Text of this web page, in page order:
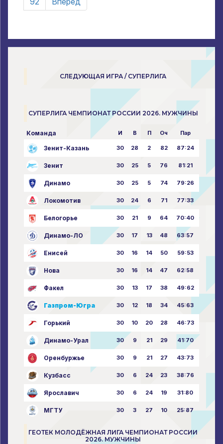
СЛЕДУЮЩАЯ ИГРА / СУПЕРЛИГА
СУПЕРЛИГА ЧЕМПИОНАТ РОССИИ 2026. МУЖЧИНЫ
Команда И В П Оч Пар
Зенит-Казань 30 28 2 82 87:24
Зенит 30 25 5 76 81:21
Динамо 30 25 5 74 79:26
Локомотив 30 24 6 71 77:33
Белогорье 30 21 9 64 70:40
Динамо-ЛО 30 17 13 48 63:57
Енисей 30 16 14 50 59:53
Нова 30 16 14 47 62:58
Факел 30 13 17 38 49:62
Газпром-Югра 30 12 18 34 45:63
Горький 30 10 20 28 46:73
Динамо-Урал 30 9 21 29 41:70
Оренбуржье 30 9 21 27 43:73
Кузбасс 30 6 24 23 38:76
Ярославич 30 6 24 19 31:80
МГТУ 30 3 27 10 25:87
ГЕОТЕК МОЛОДЁЖНАЯ ЛИГА ЧЕМПИОНАТ РОССИИ
2026. МУЖЧИНЫ